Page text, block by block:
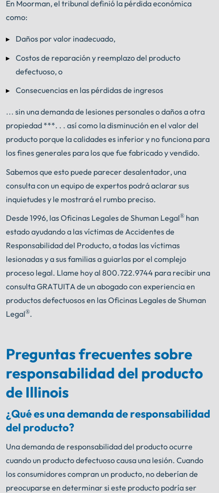
En Moorman, el tribunal definió la pérdida económica
como:
Daños por valor inadecuado,
Costos de reparación y reemplazo del producto
defectuoso, o
Consecuencias en las pérdidas de ingresos
… sin una demanda de lesiones personales o daños a otra
propiedad ***. . . así como la disminución en el valor del
producto porque la calidades es inferior y no funciona para
los fines generales para los que fue fabricado y vendido.
Sabemos que esto puede parecer desalentador, una
consulta con un equipo de expertos podrá aclarar sus
inquietudes y le mostrará el rumbo preciso.
Desde 1996, las Oficinas Legales de Shuman Legal® han
estado ayudando a las víctimas de Accidentes de
Responsabilidad del Producto, a todas las víctimas
lesionadas y a sus familias a guiarlas por el complejo
proceso legal. Llame hoy al 800.722.9744 para recibir una
consulta GRATUITA de un abogado con experiencia en
productos defectuosos en las Oficinas Legales de Shuman
Legal®.
Preguntas frecuentes sobre
responsabilidad del producto
de Illinois
¿Qué es una demanda de responsabilidad
del producto?
Una demanda de responsabilidad del producto ocurre
cuando un producto defectuoso causa una lesión. Cuando
los consumidores compran un producto, no deberían de
preocuparse en determinar si este producto podría ser